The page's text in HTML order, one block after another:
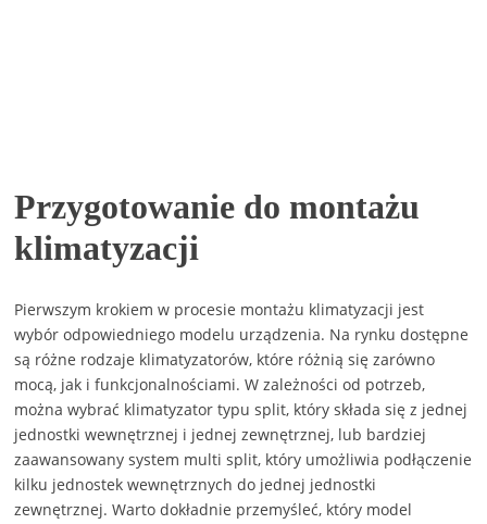
Przygotowanie do montażu
klimatyzacji
Pierwszym krokiem w procesie montażu klimatyzacji jest
wybór odpowiedniego modelu urządzenia. Na rynku dostępne
są różne rodzaje klimatyzatorów, które różnią się zarówno
mocą, jak i funkcjonalnościami. W zależności od potrzeb,
można wybrać klimatyzator typu split, który składa się z jednej
jednostki wewnętrznej i jednej zewnętrznej, lub bardziej
zaawansowany system multi split, który umożliwia podłączenie
kilku jednostek wewnętrznych do jednej jednostki
zewnętrznej. Warto dokładnie przemyśleć, który model